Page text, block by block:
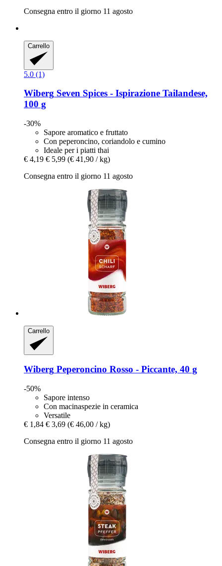
Consegna entro il giorno 11 agosto
Carrello
5.0 (1)
Wiberg Seven Spices -​ Ispirazione Tailandese,
100 g
-30%
Sapore aromatico e fruttato
Con peperoncino, coriandolo e cumino
Ideale per i piatti thai
€ 4,19 € 5,99 (€ 41,90 / kg)
Consegna entro il giorno 11 agosto
Carrello
Wiberg Peperoncino Rosso -​ Piccante, 40 g
-50%
Sapore intenso
Con macinaspezie in ceramica
Versatile
€ 1,84 € 3,69 (€ 46,00 / kg)
Consegna entro il giorno 11 agosto